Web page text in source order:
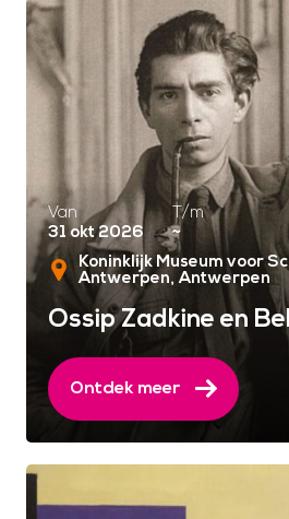
Van
31 okt 2026
T/m
~
Koninklijk Museum voor
Antwerpen Antwerpen
Ossip Zadkine en
Ontdek meer